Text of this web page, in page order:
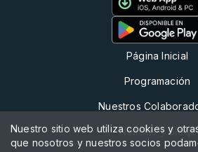
Página Inicial
Programación
Nuestros
Noticias y Bloqs
Nuestro sitio web utiliza cookies y
que nosotros y nuestros socios